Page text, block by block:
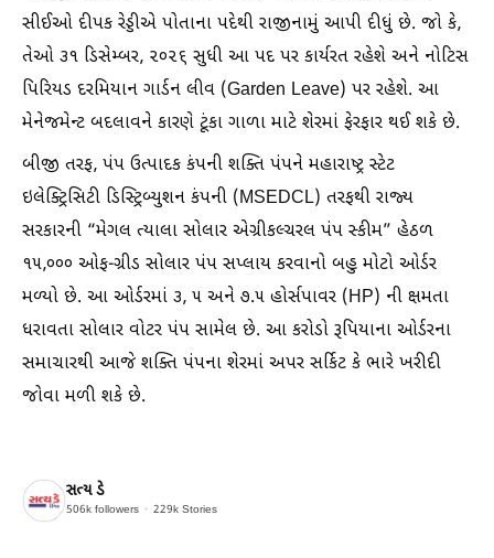
સીઈઓ દીપક રેડ્ડીએ પોતાના પદેથી રાજીનામું આપી દીધું છે. જો કે,
તેઓ ૩૧ ડિસેમ્બર, ૨૦૨૬ સુધી આ પદ પર કાર્યરત રહેશે અને નોટિસ
પિરિયડ દરમિયાન ગાર્ડન લીવ (Garden Leave) પર રહેશે. આ
મેનેજમેન્ટ બદલાવને કારણે ટૂંકા ગાળા માટે શેરમાં ફેરફાર થઈ શકે છે.
બીજી તરફ, પંપ ઉત્પાદક કંપની શક્તિ પંપને મહારાષ્ટ્ર સ્ટેટ
ઇલેક્ટ્રિસિટી ડિસ્ટ્રિબ્યુશન કંપની (MSEDCL) તરફથી રાજ્ય
સરકારની “મેગલ ત્યાલા સોલાર એગ્રીકલ્ચરલ પંપ સ્કીમ” હેઠળ
૧૫,૦૦૦ ઓફ-ગ્રીડ સોલાર પંપ સપ્લાય કરવાનો બહુ મોટો ઓર્ડર
મળ્યો છે. આ ઓર્ડરમાં ૩, ૫ અને ૭.૫ હોર્સપાવર (HP) ની ક્ષમતા
ધરાવતા સોલાર વોટર પંપ સામેલ છે. આ કરોડો રૂપિયાના ઓર્ડરના
સમાચારથી આજે શક્તિ પંપના શેરમાં અપર સર્કિટ કે ભારે ખરીદી
જોવા મળી શકે છે.
સત્ય ડે
506k followers 229k Stories